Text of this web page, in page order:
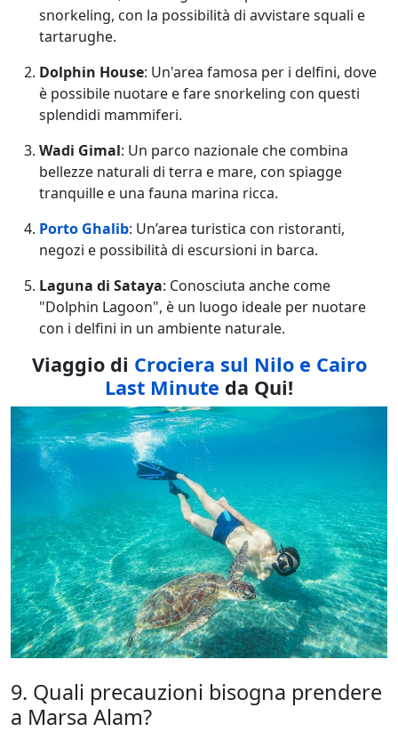
snorkeling, con la possibilità di avvistare squali e
tartarughe.
Dolphin House: Un'area famosa per i delfini, dove
è possibile nuotare e fare snorkeling con questi
splendidi mammiferi.
Wadi Gimal: Un parco nazionale che combina
bellezze naturali di terra e mare, con spiagge
tranquille e una fauna marina ricca.
Porto Ghalib: Un’area turistica con ristoranti,
negozi e possibilità di escursioni in barca.
Laguna di Sataya: Conosciuta anche come
"Dolphin Lagoon", è un luogo ideale per nuotare
con i delfini in un ambiente naturale.
Viaggio di Crociera sul Nilo e Cairo
Last Minute da Qui!
9. Quali precauzioni bisogna prendere
a Marsa Alam?